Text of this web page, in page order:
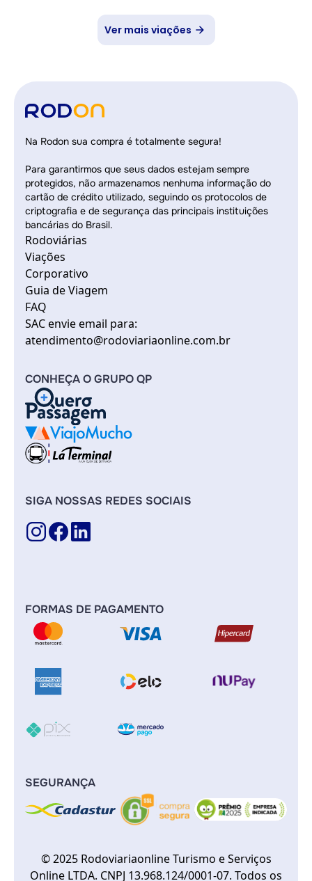
Ver mais viações
Na Rodon sua compra é totalmente segura!
Para garantirmos que seus dados estejam sempre
protegidos, não armazenamos nenhuma informação do
cartão de crédito utilizado, seguindo os protocolos de
criptografia e de segurança das principais instituições
bancárias do Brasil.
Rodoviárias
Viações
Corporativo
Guia de Viagem
FAQ
SAC envie email para:
atendimento@rodoviariaonline.com.br
CONHEÇA O GRUPO QP
SIGA NOSSAS REDES SOCIAIS
FORMAS DE PAGAMENTO
SEGURANÇA
© 2025 Rodoviariaonline Turismo e Serviços
Online LTDA. CNPJ 13.968.124/0001-07. Todos os